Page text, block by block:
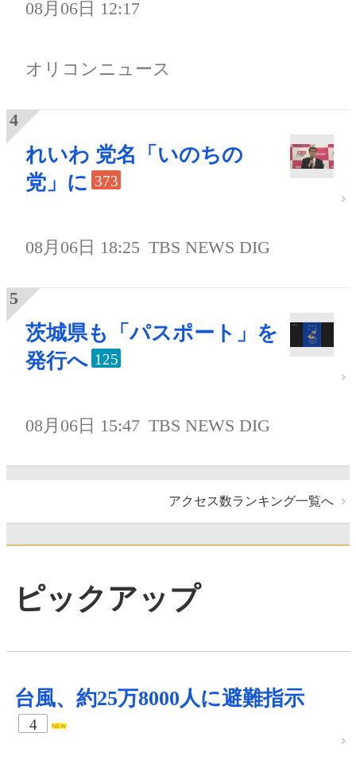
08月06日 12:17
オリコンニュース
れいわ 党名「いのちの
党」に 373
08月06日 18:25 TBS NEWS DIG
茨城県も「パスポート」を
発行へ 125
08月06日 15:47 TBS NEWS DIG
アクセス数ランキング一覧へ
ピックアップ
台風、約25万8000人に避難指示
4